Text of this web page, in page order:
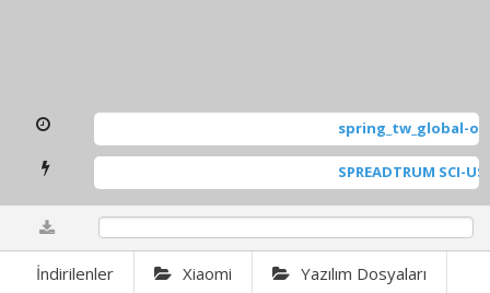
spring_tw_global-
SPREADTRUM SCI-
İndirilenler Xiaomi Yazılım Dosyaları